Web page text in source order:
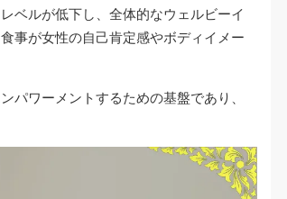
ベルが低下し、全体的なウェルビーイ
事が女性の自己肯定感やボディイメー
パワーメントするための基盤であり、